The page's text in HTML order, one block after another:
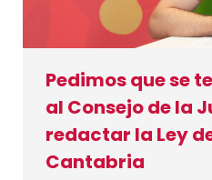
Pedimos que se
al Consejo de la
redactar la Ley
Cantabria